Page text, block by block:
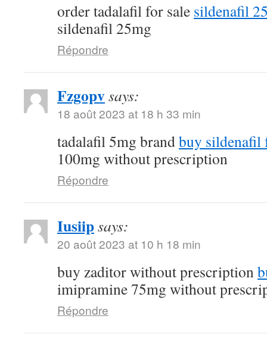
order tadalafil for sale sildenafil
sildenafil 25mg
Répondre
Fzgopvsays:
18 août 2023 at 18 h 33 min
tadalafil 5mg brandbuy sildenafil
100mg without prescription
Répondre
Iusiipsays:
20 août 2023 at 10 h 18 min
buy zaditor without prescription
imipramine 75mg without
Répondre